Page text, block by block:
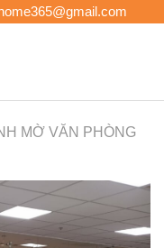
MỜ VĂN PHÒNG